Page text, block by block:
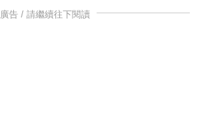
廣告 / 請繼續往下閱讀